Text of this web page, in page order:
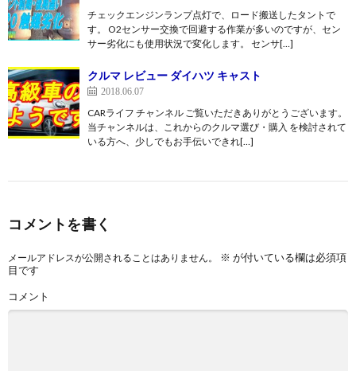
チェックエンジンランプ点灯で、ロード搬送したタントで
す。 O2センサー交換で回避する作業が多いのですが、セン
サー劣化にも使用状況で変化します。 センサ[…]
クルマ レビュー ダイハツ キャスト
2018.06.07
CARライフ チャンネル ご覧いただきありがとうございます。
当チャンネルは、これからのクルマ選び・購入 を検討されて
いる方へ、少しでもお手伝いできれ[…]
コメントを書く
メールアドレスが公開されることはありません。 ※ が付いている欄は必須項
目です
コメント